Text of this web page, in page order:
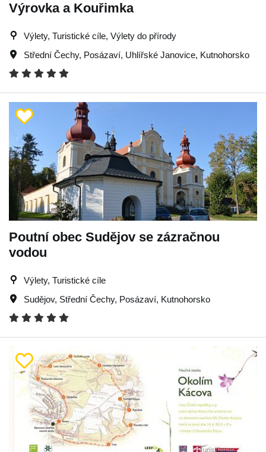
Výrovka a Kouřimka
Výlety, Turistické cíle, Výlety do přírody
Střední Čechy, Posázaví, Uhlířské Janovice, Kutnohorsko
Poutní obec Sudějov se zázračnou
vodou
Výlety, Turistické cíle
Sudějov, Střední Čechy, Posázaví, Kutnohorsko